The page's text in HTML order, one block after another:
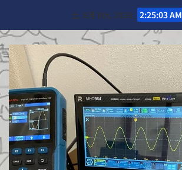
content
土. 8月 8th, 2026 2:25:05 AM